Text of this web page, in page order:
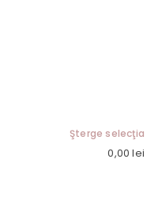
Şterge selecţia
0,00lei